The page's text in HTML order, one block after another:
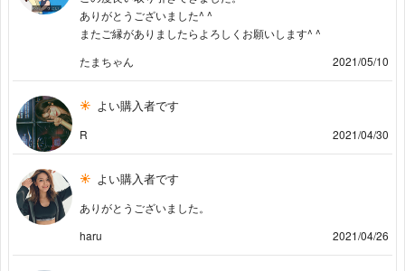
ありがとうございました^ ^
またご縁がありましたらよろしくお願いします^ ^
たまちゃん
2021/05/10
よい購入者です
R 2021/04/30
よい購入者です
ありがとうございました。
haru
2021/04/26